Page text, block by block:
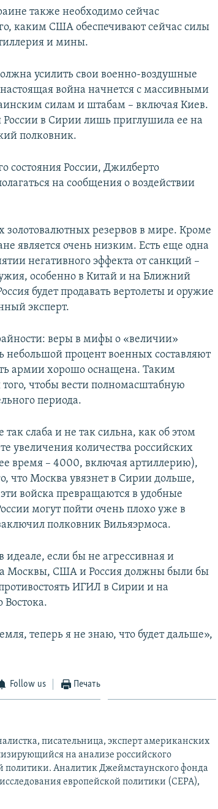
также необходимо сейчас
каким США обеспечивают сейчас силы
и мины.
усилить свои военно-воздушные
война начнется с массивными
силам и штабам – включая Киев.
в Сирии лишь приглушила ее на
полковник.
состояния России, Джилберто
на сообщения о воздействии
золотовалютных резервов в мире. Кроме
является очень низким. Есть еще одна
негативного эффекта от санкций –
особенно в Китай и на Ближний
будет продавать вертолеты и оружие
эксперт.
веры в мифы о «величии»
процент военных составляют
армии хорошо оснащена. Таким
того, чтобы вести полномасштабную
периода.
слаба и не так сильна, как об этом
увеличения количества российских
время – 4000, включая артиллерию),
что Москва увязнет в Сирии дольше,
войска превращаются в удобные
могут пойти очень плохо уже в
полковник Вильяэрмоса.
идеале, если бы не агрессивная и
Москвы, США и Россия должны были бы
ИГИЛ в Сирии и на
Востока.
теперь я не знаю, что будет дальше»,
Follow us Печать
писательница, эксперт американских
на анализе российского
политики. Аналитик Джеймстаунского фонда
европейской политики (CEPA),